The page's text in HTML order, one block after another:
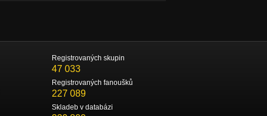
Registrovaných skupin
47 033
Registrovaných fanoušků
227 089
Skladeb v databázi